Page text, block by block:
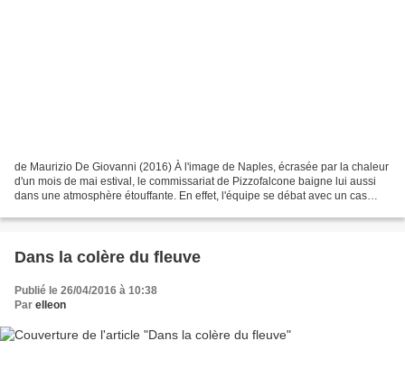
de Maurizio De Giovanni (2016) À l'image de Naples, écrasée par la chaleur
d'un mois de mai estival, le commissariat de Pizzofalcone baigne lui aussi
dans une atmosphère étouffante. En effet, l'équipe se débat avec un cas
Dans la colère du fleuve
Publié le 26/04/2016 à 10:38
Par elleon